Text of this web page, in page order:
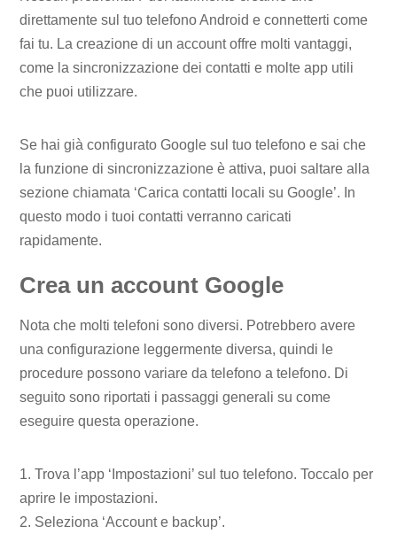
direttamente sul tuo telefono Android e connetterti come
fai tu. La creazione di un account offre molti vantaggi,
come la sincronizzazione dei contatti e molte app utili
che puoi utilizzare.
Se hai già configurato Google sul tuo telefono e sai che
la funzione di sincronizzazione è attiva, puoi saltare alla
sezione chiamata ‘Carica contatti locali su Google’. In
questo modo i tuoi contatti verranno caricati
rapidamente.
Crea un account Google
Nota che molti telefoni sono diversi. Potrebbero avere
una configurazione leggermente diversa, quindi le
procedure possono variare da telefono a telefono. Di
seguito sono riportati i passaggi generali su come
eseguire questa operazione.
1. Trova l’app ‘Impostazioni’ sul tuo telefono. Toccalo per
aprire le impostazioni.
2. Seleziona ‘Account e backup’.